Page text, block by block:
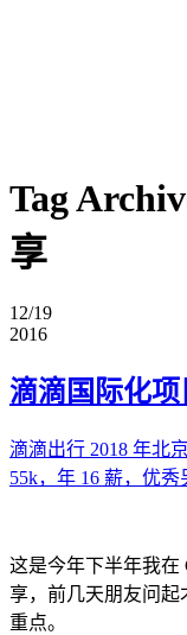
Tag
享
12/19
2016
滴滴国际化
滴滴出行 2018 年北
55k，年 16 薪，优秀
这是今年下半年我在
享，前几天朋友问起
重点。